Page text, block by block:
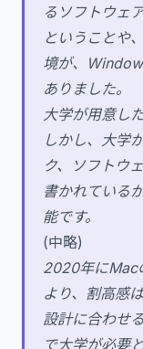
るソフトウェ
ということや
境が、
ありました。
大学が用意し
しかし、大学
ク、ソフトウ
書かれている
能です。
(中略)
2020年にMac
より、割高感
設計に合わせ
で大学が必要